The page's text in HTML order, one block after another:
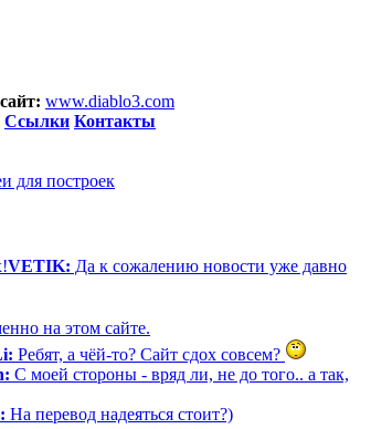
www.diablo3.com
Ссылки Контакты
для построек
VETIK: Да к сожалению новости уже давно
на этом сайте.
Ребят, а чёй-то? Сайт сдох совсем?
С моей стороны - вряд ли, не до того.. а так,
На перевод надеяться стоит?)